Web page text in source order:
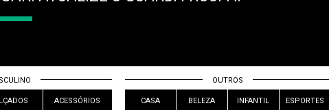
ACESSÓRIOS
OUTROS
CASA BELEZA INFANTIL ESPORTES